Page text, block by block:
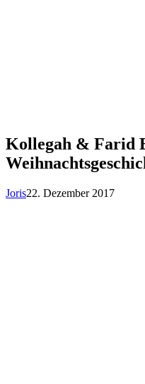
Kollegah & Farid
Joris22. Dezember 2017